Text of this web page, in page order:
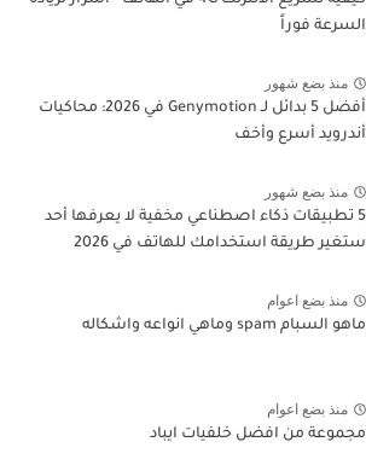
السرعة فوراً
منذ بضع شهور
أفضل 5 بدائل لـ Genymotion في 2026: محاكيات
أندرويد أسرع وأخف
منذ بضع شهور
5 تطبيقات ذكاء اصطناعي مخفية لا يعرفها أحد
ستغير طريقة استخدامك للهاتف في 2026
منذ بضع اعوام
ماهو السبام spam وماهي انواعه واشكاله
منذ بضع اعوام
مجموعة من افضل خلفيات ايباد